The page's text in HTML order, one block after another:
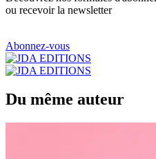
ou recevoir la newsletter
Abonnez-vous
Du même auteur